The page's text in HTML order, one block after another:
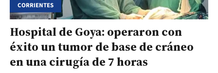
CORRIENTES
Hospital de Goya: operaron con
éxito un tumor de base de cráneo
en una cirugía de 7 horas